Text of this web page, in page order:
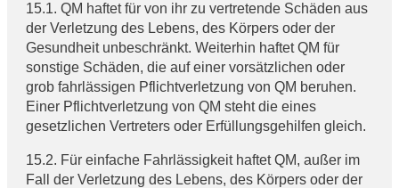
15.1. QM haftet für von ihr zu vertretende Schäden aus
der Verletzung des Lebens, des Körpers oder der
Gesundheit unbeschränkt. Weiterhin haftet QM für
sonstige Schäden, die auf einer vorsätzlichen oder
grob fahrlässigen Pflichtverletzung von QM beruhen.
Einer Pflichtverletzung von QM steht die eines
gesetzlichen Vertreters oder Erfüllungsgehilfen gleich.
15.2. Für einfache Fahrlässigkeit haftet QM, außer im
Fall der Verletzung des Lebens, des Körpers oder der